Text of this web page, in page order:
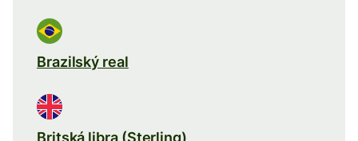
Brazilský real
Britská libra (Sterling)